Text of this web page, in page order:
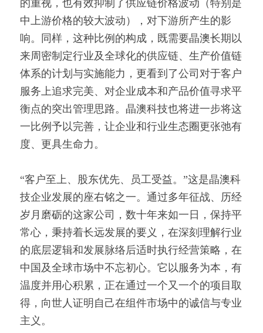
的重视，也有效抑制了供应链价格波动（特别是
中上游价格的较大波动），对下游所产生的影
响。同样，这种比例的构成，既需要晶澳长期以
来周密制定行业及全球化的供应链、生产价值链
体系的计划与实施能力，更看到了公司对于客户
服务上追求完美、对企业成本和产品价值寻求平
衡点的突出管理思路。晶澳科技也将进一步将这
一比例予以完善，让企业和行业生态圈更张弛有
度、更具生命力。
“客户至上、股东优先、员工受益。”这是晶澳科
技企业发展的座右铭之一。通过多年征战、历经
岁月磨砺的这家公司，数十年来如一日，保持平
常心，秉持着长远发展的要义，在深刻理解行业
的底层逻辑和发展脉络后适时执行经营策略，在
中国及全球市场中不忘初心。它以服务为本，有
温度并用心积累，正在通过一个又一个的项目取
得，向世人证明自己在组件市场中的诚信与专业
主义。